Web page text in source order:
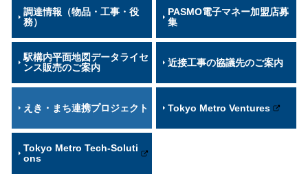
調達情報（物品・工事・役
務）
PASMO電子マネー加盟店募
集
駅構内平面地図データライセ
ンス販売のご案内
近接工事の協議先のご案内
えき・まち連携プロジェクト Tokyo Metro Ventures
Tokyo Metro Tech-Soluti
ons